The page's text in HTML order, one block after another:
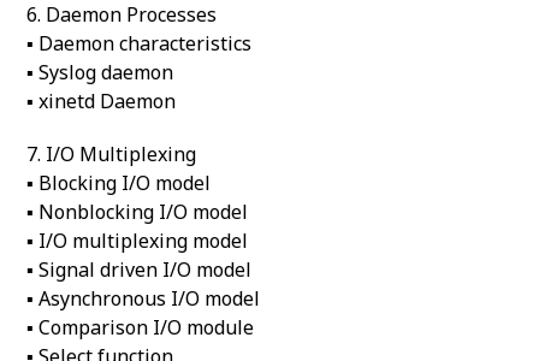
6. Daemon Processes
▪ Daemon characteristics
▪ Syslog daemon
▪ xinetd Daemon
7. I/O Multiplexing
▪ Blocking I/O model
▪ Nonblocking I/O model
▪ I/O multiplexing model
▪ Signal driven I/O model
▪ Asynchronous I/O model
▪ Comparison I/O module